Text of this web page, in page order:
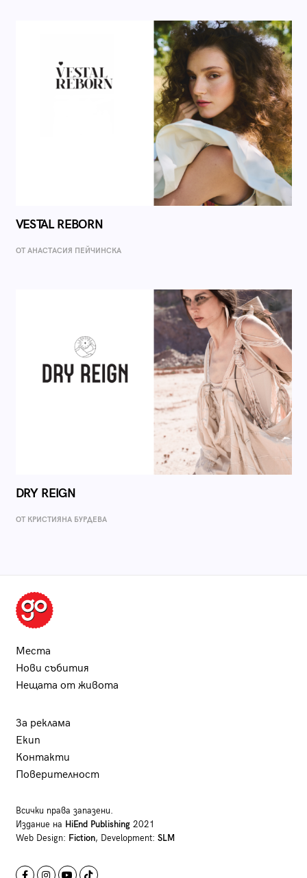
VESTAL REBORN
ОТ AНАСТАСИЯ ПЕЙЧИНСКА
DRY REIGN
ОТ КРИСТИЯНА БУРДЕВА
Места
Нови събития
Нещата от живота
За реклама
Екип
Контакти
Поверителност
Всички права запазени.
Издание на HiEnd Publishing2021
Web Design: Fiction, Development: SLM